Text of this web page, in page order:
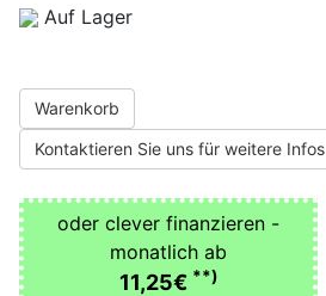
Auf Lager
Warenkorb
Kontaktieren Sie uns für weitere Infos
oder clever finanzieren -
monatlich ab
11,25€ **)